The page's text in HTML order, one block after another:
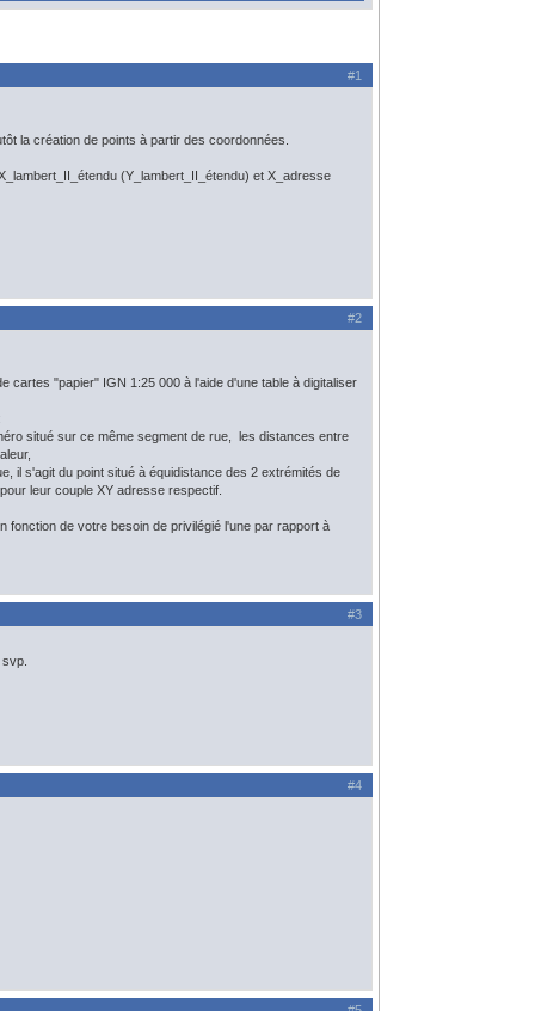
#1
la création de points à partir des coordonnées.
(Y_lambert_II_étendu) et X_adresse
#2
cartes "papier" IGN 1:25 000 à l'aide d'une table à digitaliser
situé sur ce même segment de rue, les distances entre
il s'agit du point situé à équidistance des 2 extrémités de
leur couple XY adresse respectif.
fonction de votre besoin de privilégié l'une par rapport à
#3
#4